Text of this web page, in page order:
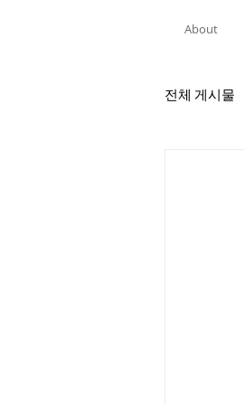
About
전체 게시물